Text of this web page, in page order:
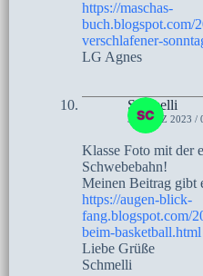
https://maschas-
buch.blogspot.com/
verschlafener-
LG Agnes
Schmelli
3. MÄRZ 2023 /
Klasse Foto mit der
Schwebebahn!
Meinen Beitrag gibt
https://augen-blick-
fang.blogspot.com/
beim-basketball.html
Liebe Grüße
Schmelli